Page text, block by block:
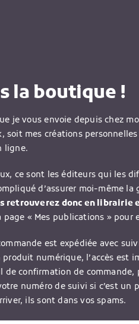
la boutique !
je vous envoie depuis chez
soit mes créations
ligne.
ce sont les éditeurs qui les
d’assurer moi-même la
retrouverez donc en librairie
page « Mes publications » pour
est expédiée avec
numérique, l’accès est
de confirmation de commande,
numéro de suivi si c’est un
ils sont dans vos spams.